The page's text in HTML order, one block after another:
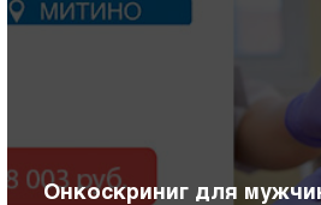
Онкоскриниг для